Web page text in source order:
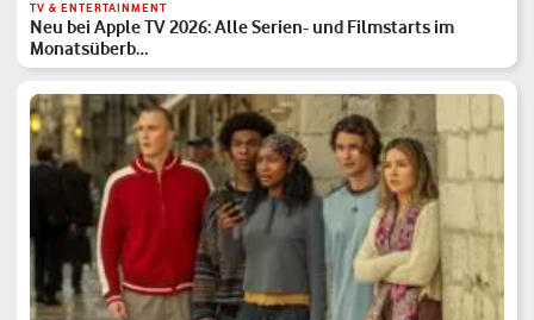
TV & ENTERTAINMENT
Neu bei Apple TV 2026: Alle Serien- und Filmstarts im
Monatsüberb…